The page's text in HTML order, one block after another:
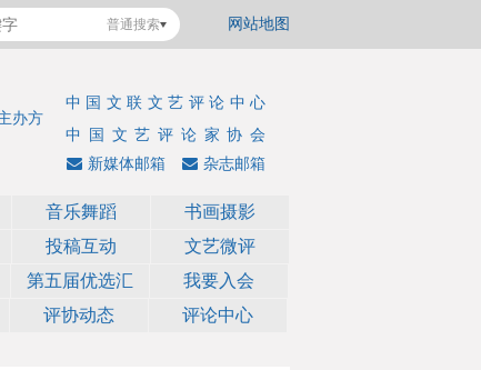
网站地图
普通搜索
中国文联文艺评论中心
中国文艺评论家协会
办方
杂志邮箱
新媒体邮箱
音乐舞蹈
书画摄影
投稿互动
文艺微评
第五届优选汇 我要入会
评协动态 评论中心